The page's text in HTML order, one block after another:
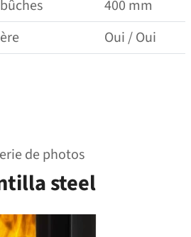
400 mm
Oui / Oui
de photos
steel